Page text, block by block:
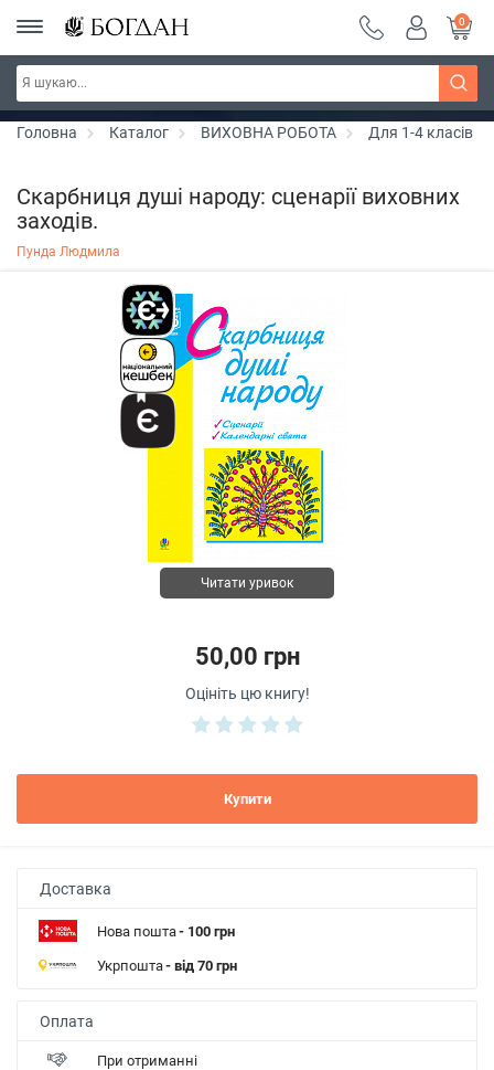
РОЗПРОДАЖ ~ 150 грн ~ 200 грн ~ 250 грн ~
300 грн ~ РОЗПРОДАЖ
Дізнатись більше
0
Головна Каталог ВИХОВНА РОБОТА Для 1-4 класів
Скарбниця душі народу: сценарії виховних
заходів.
Пунда Людмила
Читати уривок
50,00 грн
Оцініть цю книгу!
Купити
Доставка
Нова пошта- 100 грн
Укрпошта- від 70 грн
Оплата
При отриманні